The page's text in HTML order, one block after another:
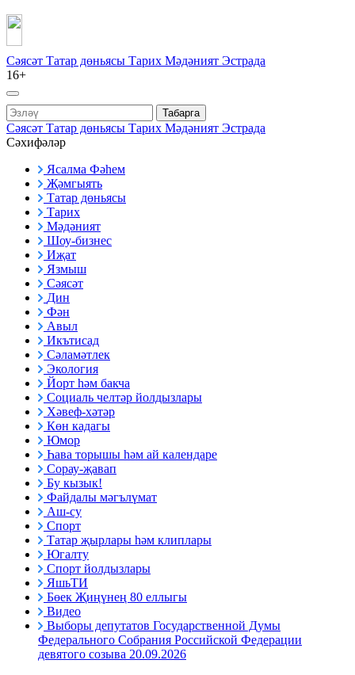
Сәясәт Татар дөньясы Тарих Мәдәният Эстрада
16+
Табарга
Сәясәт Татар дөньясы Тарих Мәдәният Эстрада
Сәхифәләр
Ясалма Фәһем
Җәмгыять
Татар дөньясы
Тарих
Мәдәният
Шоу-бизнес
Иҗат
Язмыш
Сәясәт
Дин
Фән
Авыл
Икътисад
Сәламәтлек
Экология
Йорт һәм бакча
Социаль челтәр йолдызлары
Хәвеф-хәтәр
Көн кадагы
Юмор
Һава торышы һәм ай календаре
Сорау-җавап
Бу кызык!
Файдалы мәгълүмат
Аш-су
Спорт
Татар җырлары һәм клиплары
Югалту
Спорт йолдызлары
ЯшьТИ
Бөек Җиңүнең 80 еллыгы
Видео
Выборы депутатов Государственной Думы
Федерального Собрания Российской Федерации
девятого созыва 20.09.2026